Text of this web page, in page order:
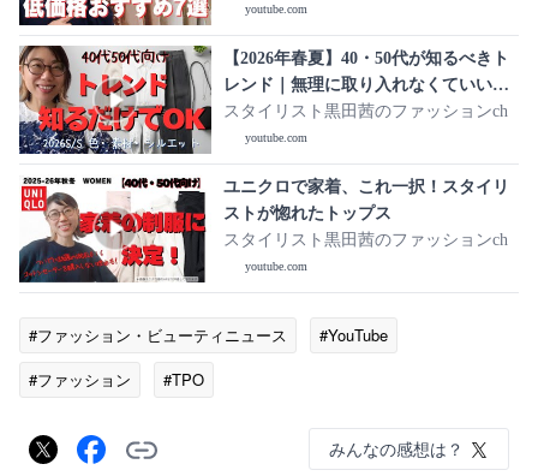
youtube.com
【2026年春夏】40・50代が知るべきト
レンド｜無理に取り入れなくていい流
行も正直解説
スタイリスト黒田茜のファッションch
youtube.com
ユニクロで家着、これ一択！スタイリ
ストが惚れたトップス
スタイリスト黒田茜のファッションch
youtube.com
#ファッション・ビューティニュース
#YouTube
#ファッション
#TPO
みんなの感想は？